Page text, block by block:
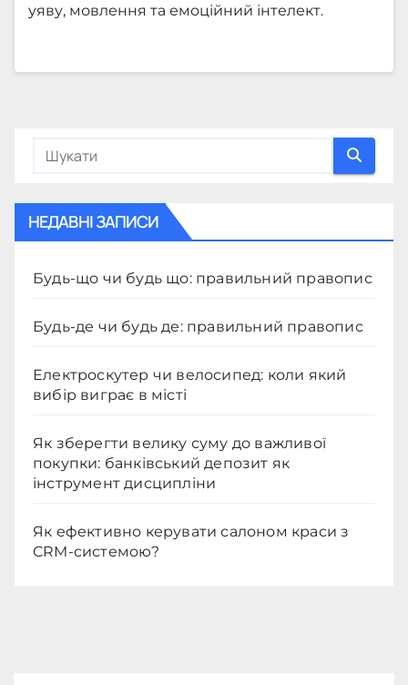
уяву, мовлення та емоційний інтелект.
НЕДАВНІ ЗАПИСИ
Будь-що чи будь що: правильний правопис
Будь-де чи будь де: правильний правопис
Електроскутер чи велосипед: коли який
вибір виграє в місті
Як зберегти велику суму до важливої
покупки: банківський депозит як
інструмент дисципліни
Як ефективно керувати салоном краси з
CRM-системою?